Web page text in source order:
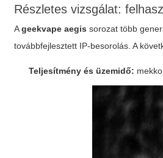
Részletes vizsgálat:
Ageekvape aegis sorozat több
továbbfejlesztett IP-besorolás. A
Teljesítmény és üzemidő: